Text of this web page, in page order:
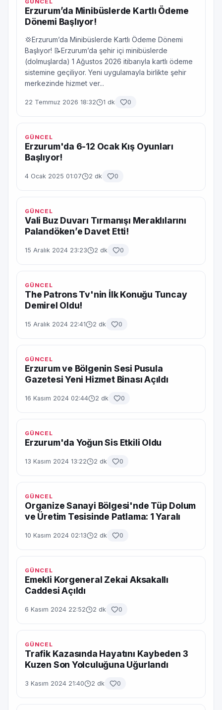
GÜNCEL
Erzurum’da Minibüslerde Kartlı Ödeme
Dönemi Başlıyor!
💢Erzurum’da Minibüslerde Kartlı Ödeme Dönemi
Başlıyor! 📝Erzurum’da şehir içi minibüslerde
(dolmuşlarda) 1 Ağustos 2026 itibarıyla kartlı ödeme
sistemine geçiliyor. Yeni uygulamayla birlikte şehir
merkezinde hizmet ver...
22 Temmuz 2026 18:32 1 dk 0
GÜNCEL
Erzurum'da 6-12 Ocak Kış Oyunları
Başlıyor!
4 Ocak 2025 01:07 2 dk 0
GÜNCEL
Vali Buz Duvarı Tırmanışı Meraklılarını
Palandöken’e Davet Etti!
15 Aralık 2024 23:23 2 dk 0
GÜNCEL
The Patrons Tv'nin İlk Konuğu Tuncay
Demirel Oldu!
15 Aralık 2024 22:41 2 dk 0
GÜNCEL
Erzurum ve Bölgenin Sesi Pusula
Gazetesi Yeni Hizmet Binası Açıldı
16 Kasım 2024 02:44 2 dk 0
GÜNCEL
Erzurum'da Yoğun Sis Etkili Oldu
13 Kasım 2024 13:22 2 dk 0
GÜNCEL
Organize Sanayi Bölgesi'nde Tüp Dolum
ve Üretim Tesisinde Patlama: 1 Yaralı
10 Kasım 2024 02:13 2 dk 0
GÜNCEL
Emekli Korgeneral Zekai Aksakallı
Caddesi Açıldı
6 Kasım 2024 22:52 2 dk 0
GÜNCEL
Trafik Kazasında Hayatını Kaybeden 3
Kuzen Son Yolculuğuna Uğurlandı
3 Kasım 2024 21:40 2 dk 0